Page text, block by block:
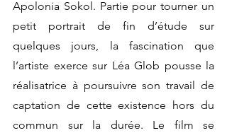
Apolonia Sokol. Partie pour tourner un
petit portrait de fin d’étude sur
quelques jours, la fascination que
l’artiste exerce sur Léa Glob pousse la
réalisatrice à poursuivre son travail de
captation de cette existence hors du
commun sur la durée. Le film se